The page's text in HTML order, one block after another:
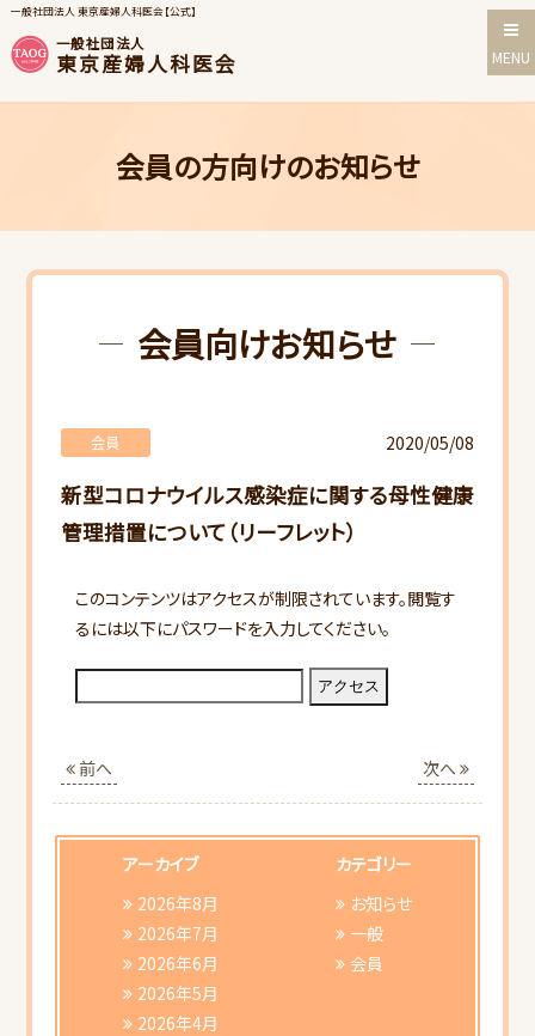
MENU
一般社団法人 東京産婦人科医会【公式】
一般社団法人
東京産婦人科医会
会員の方向けのお知らせ
会員向けお知らせ
新型コロナウイルス感染症に関する母性健康
管理措置について（リーフレット）
会員 2020/05/08
このコンテンツはアクセスが制限されています。閲覧す
るには以下にパスワードを入力してください。
前へ 次へ
アーカイブ
2026年8月
2026年7月
2026年6月
2026年5月
2026年4月
カテゴリー
お知らせ
一般
会員
当会について
行事スケジュール
会員向けご案内
研修会ご案内